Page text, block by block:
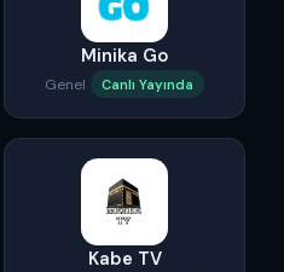
Minika Go
Genel Canlı Yayında
Kabe TV